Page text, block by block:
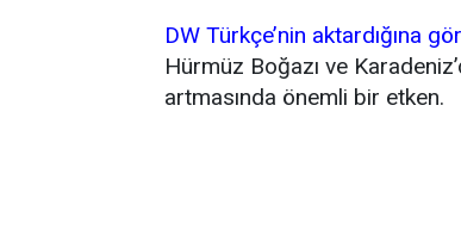
DW Türkçe’nin aktardığına
Hürmüz Boğazı ve
artmasında önemli bir etken.